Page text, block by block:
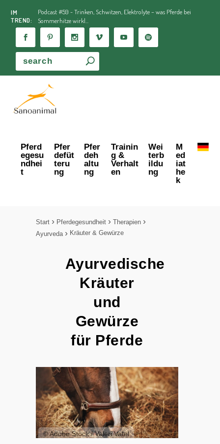
IM
TREND:
Podcast #59 - Trinken, Schwitzen, Elektrolyte – was Pferde bei
Sommerhitze wirkl...
Pferd
egesu
ndhei
t
Pfer
defüt
teru
ng
Pfer
deh
altu
ng
Trainin
g &
Verhalt
en
Wei
terb
ildu
ng
M
ed
iat
he
k
Start Pferdegesundheit
Therapien
Ayurveda
Kräuter & Gewürze
Ayurvedische
Kräuter
und
Gewürze
für Pferde
© Adobe Stock / Valeri Vatel